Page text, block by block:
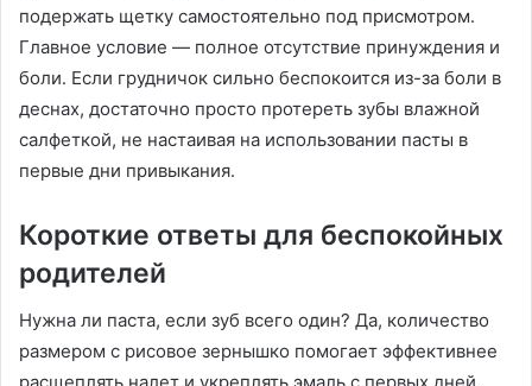
подержать щетку самостоятельно под присмотром․
Главное условие — полное отсутствие принуждения и
боли․ Если грудничок сильно беспокоится из-за боли в
деснах, достаточно просто протереть зубы влажной
салфеткой, не настаивая на использовании пасты в
первые дни привыкания․
Короткие ответы для беспокойных
родителей
Нужна ли паста, если зуб всего один? Да, количество
размером с рисовое зернышко помогает эффективнее